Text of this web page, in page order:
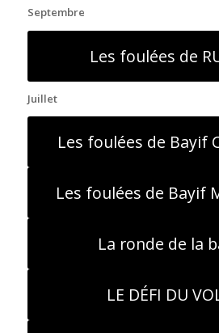
Septembre
Les foulées de
Juillet
Les foulées de Bayif
Les foulées de Bayif
La ronde de la
LE DÉFI DU